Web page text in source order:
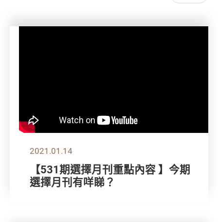
2021.01.14
【531期選擇月刊重點內容 】今期
選擇月刊有咩睇？